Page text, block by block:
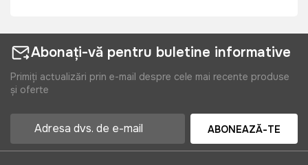
Abonați-vă pentru buletine informative
Primiți actualizări prin e-mail despre cele mai recente produse
și oferte
ABONEAZĂ-TE